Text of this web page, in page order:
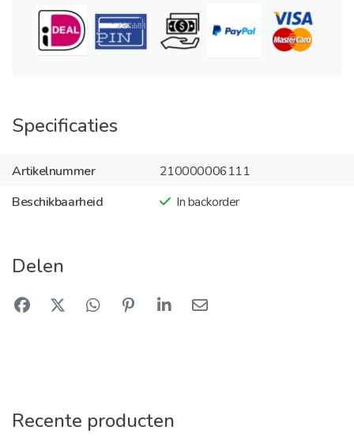
Specificaties
Artikelnummer
210000006111
Beschikbaarheid
In backorder
Delen
Recente producten